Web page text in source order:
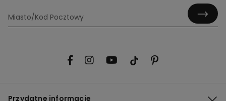
Przydatne informacje